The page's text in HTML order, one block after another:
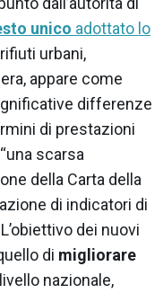
unico adottato lo
urbani,
appare come
differenze
di prestazioni
scarsa
della Carta della
di indicatori di
dei nuovi
di migliorare
nazionale,